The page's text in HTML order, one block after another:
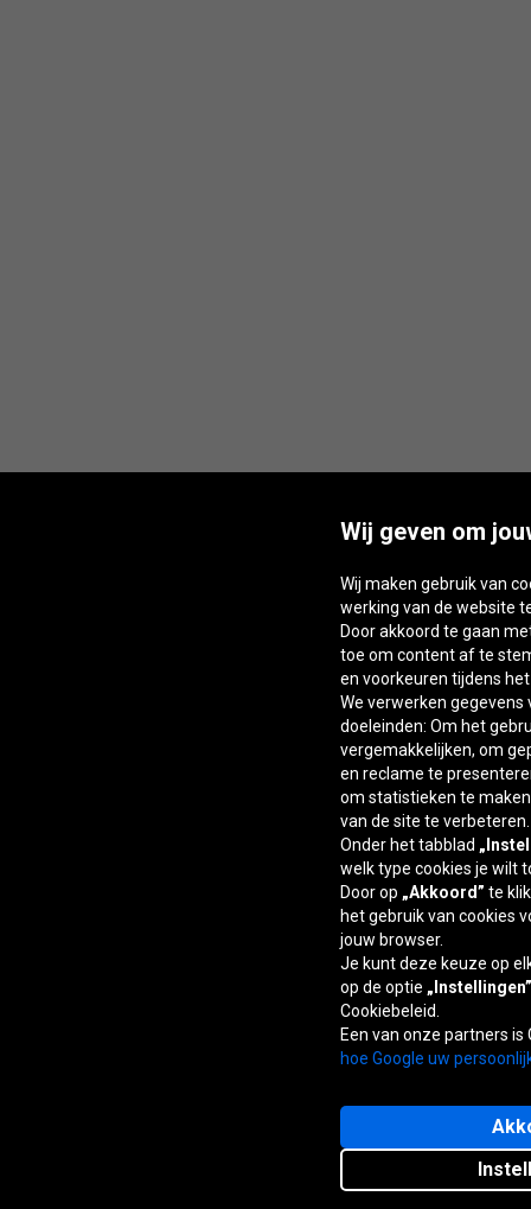
Wij geven om
Wij maken gebruik van
werking van de website
Door akkoord te gaan
toe om content af te
en voorkeuren tijdens
We verwerken gegevens
doeleinden: Om het
vergemakkelijken, om
en reclame te
om statistieken te
van de site te verbeteren.
Onder het tabblad
welk type cookies je wilt
Door op „Akkoord” te
het gebruik van cookies
jouw browser.
Je kunt deze keuze op
op de optie „Instellingen”
Cookiebeleid.
Een van onze partners is
hoe Google uw